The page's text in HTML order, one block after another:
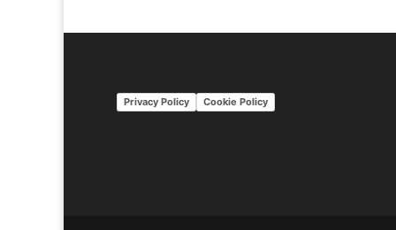
Privacy Policy Cookie Policy